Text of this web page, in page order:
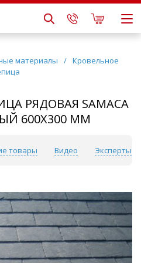
материалы / Кровельное
РЯДОВАЯ SAMACA
600Х300 ММ
товары Видео Эксперты